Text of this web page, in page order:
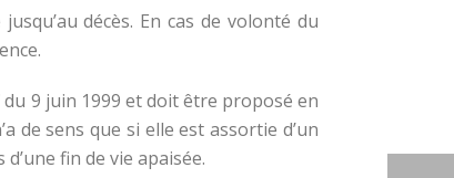
décès. En cas de volonté du
9 juin 1999 et doit être proposé en
de sens que si elle est assortie d’un
fin de vie apaisée.